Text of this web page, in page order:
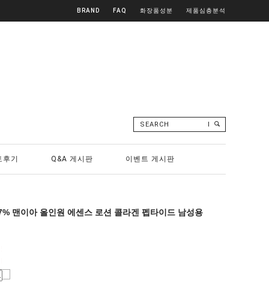
BRAND FAQ 화장품성분 제품심층분석
SEARCH
후기 Q&A 게시판 이벤트 게시판
맨이아 올인원 에센스 로션 콜라겐 펩타이드 남성용